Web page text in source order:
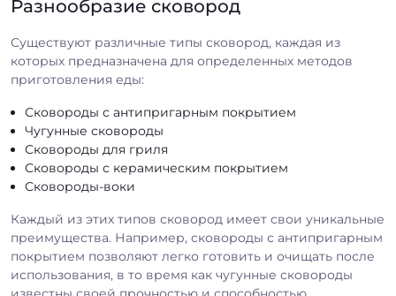
Разнообразие сковород
Существуют различные типы сковород, каждая из
которых предназначена для определенных методов
приготовления еды:
Сковороды с антипригарным покрытием
Чугунные сковороды
Сковороды для гриля
Сковороды с керамическим покрытием
Сковороды-воки
Каждый из этих типов сковород имеет свои уникальные
преимущества. Например, сковороды с антипригарным
покрытием позволяют легко готовить и очищать после
использования, в то время как чугунные сковороды